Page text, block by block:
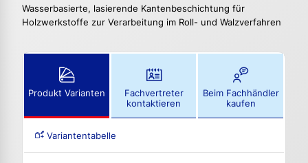
Wasserbasierte, lasierende Kantenbeschichtung für
Holzwerkstoffe zur Verarbeitung im Roll- und Walzverfahren
Produkt Varianten
Fachvertreter
kontaktieren
Beim Fachhändler
kaufen
Variantentabelle